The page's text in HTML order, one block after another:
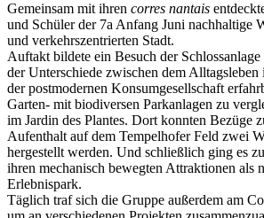
Gemeinsam mit ihren corres nantais
und Schüler der 7a Anfang Juni nachhaltige
und verkehrszentrierten Stadt.
Auftakt bildete ein Besuch der
der Unterschiede zwischen dem
der postmodernen Konsumgesellschaft
Garten- mit biodiversen Parkanlagen zu
im Jardin des Plantes. Dort konnten Bezüge
Aufenthalt auf dem Tempelhofer Feld zwei
hergestellt werden. Und schließlich ging es
ihren mechanisch bewegten Attraktionen als
Erlebnispark.
Täglich traf sich die Gruppe außerdem am